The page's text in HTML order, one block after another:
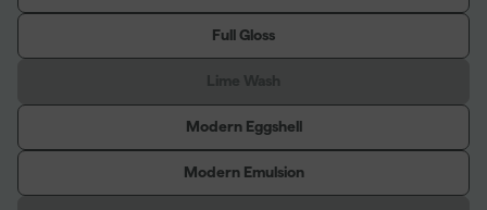
Full Gloss
Modern Eggshell
Modern Emulsion